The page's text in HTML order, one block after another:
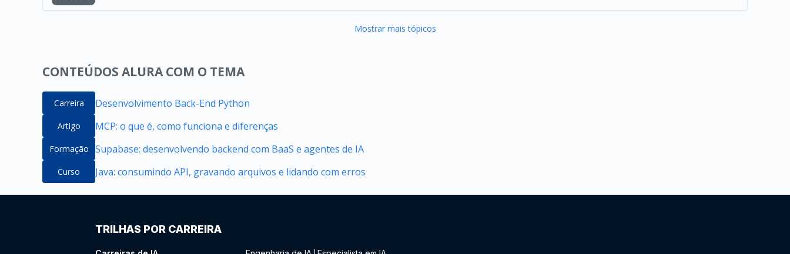
Mostrar mais tópicos
CONTEÚDOS ALURA COM O TEMA
Carreira Desenvolvimento Back-End Python
Artigo MCP: o que é, como funciona e diferenças
Formação Supabase: desenvolvendo backend com BaaS e agentes de IA
Curso Java: consumindo API, gravando arquivos e lidando com erros
TRILHAS POR CARREIRA